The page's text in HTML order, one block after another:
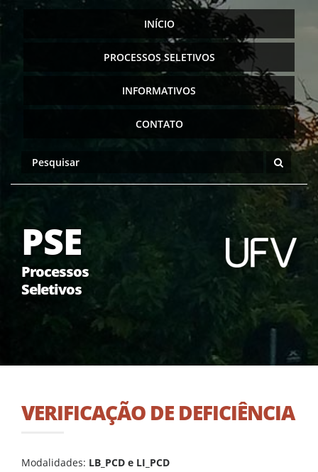
INÍCIO
PROCESSOS SELETIVOS
INFORMATIVOS
CONTATO
PSE
Processos
Seletivos
VERIFICAÇÃO DE DEFICIÊNCIA
Modalidades: LB_PCD e LI_PCD